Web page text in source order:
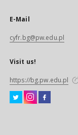
E-Mail
cyfr.bg@pw.edu.pl
Visit us!
https://bg.pw.edu.pl